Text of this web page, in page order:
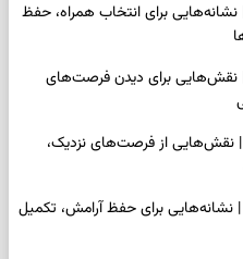
اسم امروز جمعه ۱۶ مرداد ۱۴۰۵ | نشانه‌هایی برای انتخاب همراه، حفظ
چای امروز جمعه ۱۶ مرداد ۱۴۰۵ | نقش‌هایی برای دیدن فرصت‌های
فال قهوه امروز جمعه ۱۶ مرداد ۱۴۰۵ | نقش‌هایی از فرصت‌های نزدیک،
فال شمع امروز جمعه ۱۶ مرداد ۱۴۰۵ | نشانه‌هایی برای حفظ آرامش، تکمیل